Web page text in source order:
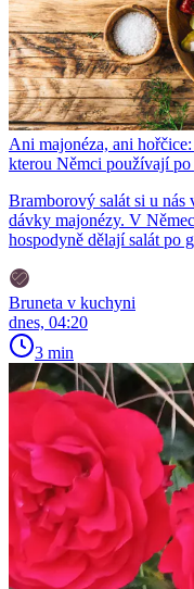
Ani majonéza, ani
kterou Němci používají po
Bramborový salát si u nás
dávky majonézy. V
hospodyně dělají salát po
Bruneta v kuchyni
dnes, 04:20
3 min